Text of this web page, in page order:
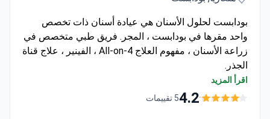
بودابست لحلول الأسنان هي عيادة أسنان ذات تخصص
واحد مقرها في بودابست ، المجر. فريق طبي متخصص في
زراعة الأسنان ، مفهوم العلاج All-on-4 ، الفينير ، علاج قناة
الجذر.
توفر العيادة ضمانًا لهذه الإجراءات.
اقرأ المزيد
4.25 تقييمات